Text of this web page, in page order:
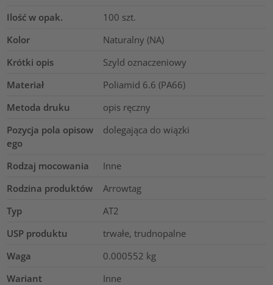
Ilość w opak.
100 szt.
Kolor
Naturalny (NA)
Krótki opis
Szyld oznaczeniowy
Materiał
Poliamid 6.6 (PA66)
Metoda druku
opis ręczny
Pozycja pola opisow
ego
dolegająca do wiązki
Rodzaj mocowania
Inne
Rodzina produktów
Arrowtag
Typ
AT2
USP produktu
trwałe, trudnopalne
Waga
0.000552 kg
Wariant
Inne